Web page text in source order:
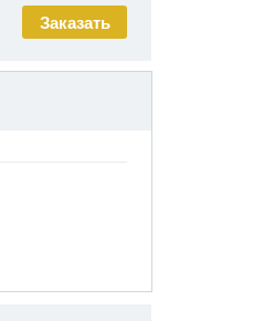
Заказать